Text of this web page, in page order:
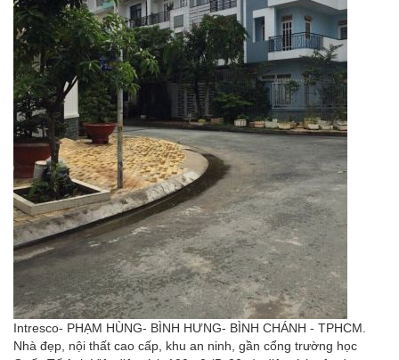
Intresco- PHẠM HÙNG- BÌNH HƯNG- BÌNH CHÁNH - TPHCM.
Nhà đẹp, nội thất cao cấp, khu an ninh, gần cổng trường học